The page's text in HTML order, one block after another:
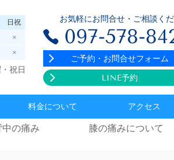
日祝
×
×
祝日
お気軽にお問合せ・ご相談く
097-578-
ご予約・お問合せフォーム
LINE予約
料金について アクセス
の痛み 膝の痛みについて